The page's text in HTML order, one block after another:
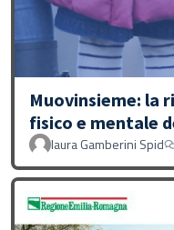
Muovinsieme: la
fisico e mentale
laura Gamberini Spid